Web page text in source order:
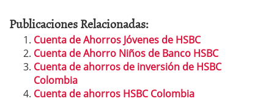
Publicaciones Relacionadas:
Cuenta de Ahorros Jóvenes de HSBC
Cuenta de Ahorro Niños de Banco HSBC
Cuenta de ahorros de inversión de HSBC
Colombia
Cuenta de ahorros HSBC Colombia